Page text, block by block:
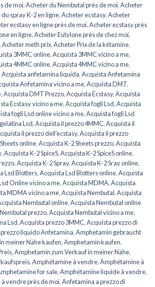
de moi,Acheter du Nembutal près de moi,Acheter
spray K-2 en ligne,Acheter ecstasy,Acheter
ecstasy en ligne près de moi,Acheter ecstasy près
en ligne,Acheter Eutylone près de chez moi,
,Acheter meth prix,Acheter Prix de la kétamine,
3MMC online,Acquista 3MMC vicino a me,
4MMC online,Acquista 4MMC vicino a me,
Acquista anfetamina liquida,Acquista Anfetamina
Anfetamina vicino a me,Acquista DMT,
,Acquista DMT Prezzo,Acquista Ecstasy,Acquista
Ecstasy vicino a me,Acquista fogli Lsd,Acquista
fogli Lsd online vicino a me,Acquista fogli Lsd
Lsd,Acquista il prezzo 4MMC,Acquista il
il prezzo dell'ecstasy,Acquista il prezzo
online,Acquista K-2 Sheets prezzo,Acquista
,Acquista K-2 SpiceS,Acquista K-2 SpiceS online,
,Acquista K-2 Spray,Acquista K-2 Sray online,
Lsd Blotters,Acquista Lsd Blotters online,Acquista
Online vicino a me,Acquista MDMA,Acquista
MDMA vicino a me,Acquista Nembutal,Acquista
Nembutal online,Acquista Nembutal online
prezzo,Acquista Nembutal vicino a me,
Lsd,Acquista prezzo 3MMC,Acquista prezzo di
liquido Anfetamina,Amphetamin gebraucht
meiner Nähe kaufen,Amphetamin kaufen,
,Amphetamin zum Verkauf in meiner Nähe,
,Amphétamine à vendre,Amphétamine à
for sale,Amphétamine liquide à vendre,
vendre près de moi,Anfetamina a prezzo di